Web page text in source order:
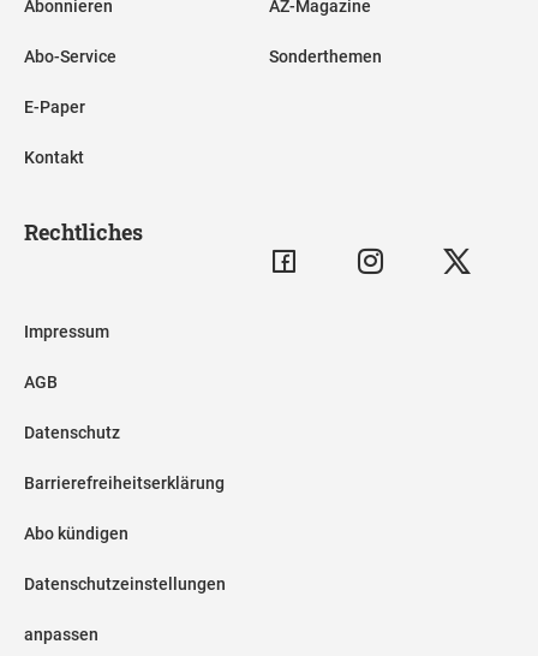
Abonnieren
Abo-Service
E-Paper
Kontakt
AZ-Magazine
Sonderthemen
Rechtliches
Impressum
AGB
Datenschutz
Barrierefreiheitserklärung
Abo kündigen
Datenschutzeinstellungen
anpassen